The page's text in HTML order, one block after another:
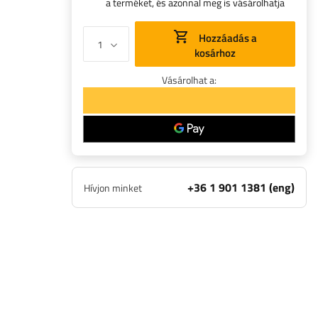
kosárhoz
Vásárolhat a:
Hívjon minket +36 1 901 1381 (eng)